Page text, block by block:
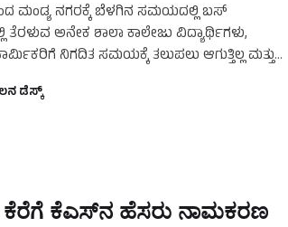
ಮಂಡ್ಯ ನಗರಕ್ಕೆ ಬೆಳಗಿನ ಸಮಯದಲ್ಲಿ ಬಸ್
ಅನೇಕ ಶಾಲಾ ಕಾಲೇಜು ವಿದ್ಯಾರ್ಥಿಗಳು,
ನಿಗದಿತ ಸಮಯಕ್ಕೆ ತಲುಪಲು ಆಗುತ್ತಿಲ್ಲ ಮತ್ತು
ಡೆಸ್ಕ್
ಕೆರೆಗೆ ಕೆಎಸ್‌ನ ಹೆಸರು ನಾಮಕರಣ